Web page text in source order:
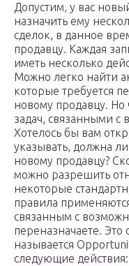
Допустим, у вас
назначить ему
сделок, в данное
продавцу. Каждая
иметь несколько
Можно легко найти
которые требуется
новому продавцу. Но
задач, связанными
Хотелось бы вам
указывать, должна
новому продавцу?
можно разрешить
некоторые
правила
связанным с
переназначаете.
называется
следующие действия: